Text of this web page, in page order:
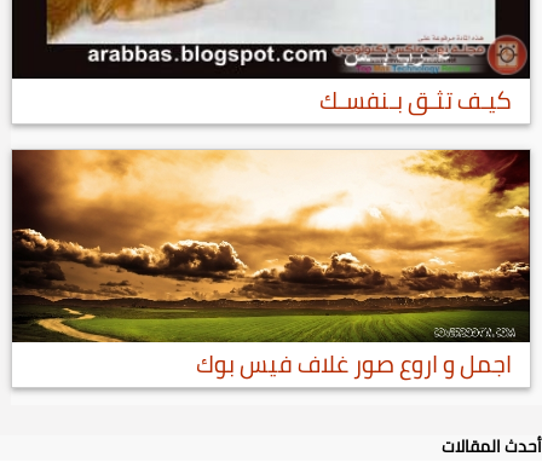
كيـف تثـق بـنفسـك
اجمل و اروع صور غلاف فيس بوك
أحدث المقالات